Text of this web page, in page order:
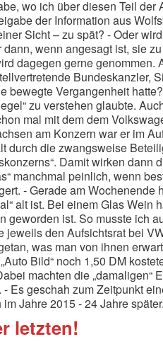
wo ich über diesen Teil der
der Information aus
Sicht – zu spät? - Oder
wenn angesagt ist, sie
dagegen gerne genommen.
Bundeskanzler,
bewegte Vergangenheit
zu verstehen glaubte.
mal mit dem dem
am Konzern war er im
durch die zwangsweise
Damit wirken dann
manchmal peinlich, wenn
- Gerade am Wochenende
alt ist. Bei einem Glas Wein
ist. So musste ich
den Aufsichtsrat bei
was man von ihnen
Bild“ noch 1,50 DM
machten die „damaligen“
- Es geschah zum Zeitpunkt
Jahre 2015 - 24 Jahre später.
letzten!